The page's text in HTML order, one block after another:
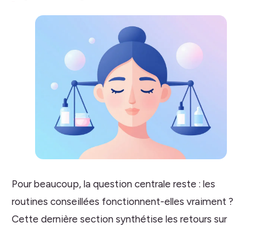
Pour beaucoup, la question centrale reste : les
routines conseillées fonctionnent-elles vraiment ?
Cette dernière section synthétise les retours sur